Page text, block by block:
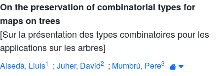
On the preservation of combinatorial types for
maps on trees
[Sur la présentation des types combinatoires pour les
applications sur les arbres]
Alsedà, Lluís1 ; Juher, David2 ; Mumbrú, Pere3